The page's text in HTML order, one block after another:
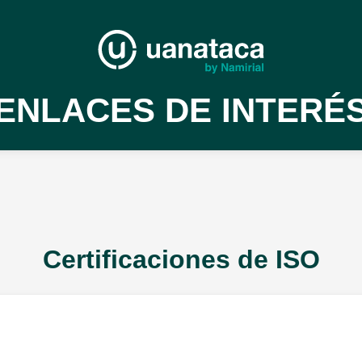
DE
Certificaciones de ISO